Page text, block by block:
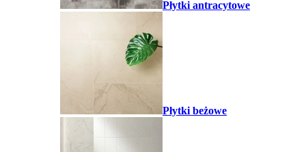
Płytki antracytowe
Płytki beżowe